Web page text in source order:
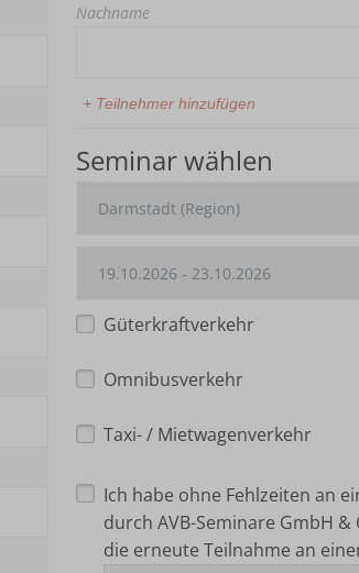
Nachname
+ Teilnehmer hinzufügen
Seminar wählen
Güterkraftverkehr
Omnibusverkehr
Taxi- / Mietwagenverkehr
Ich habe ohne Fehlzeiten an
durch AVB-Seminare GmbH &
die erneute Teilnahme an